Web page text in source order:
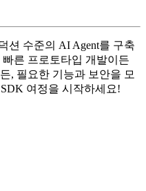
션 수준의 AI Agent를 구축
른 프로토타입 개발이든
, 필요한 기능과 보안을 모
여정을 시작하세요!